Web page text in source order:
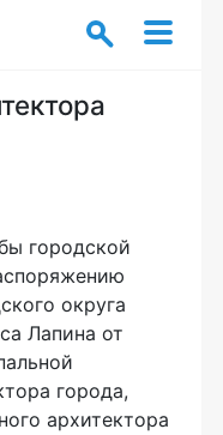
городской
округа
Лапина от
города,
архитектора